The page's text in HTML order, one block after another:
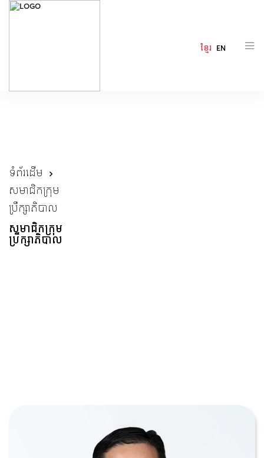
ខ្មែរ EN
ទំព័រដើម
សមាជិកក្រុម
ប្រឹក្សាភិបាល
សមាជិកក្រុម
ប្រឹក្សាភិបាល